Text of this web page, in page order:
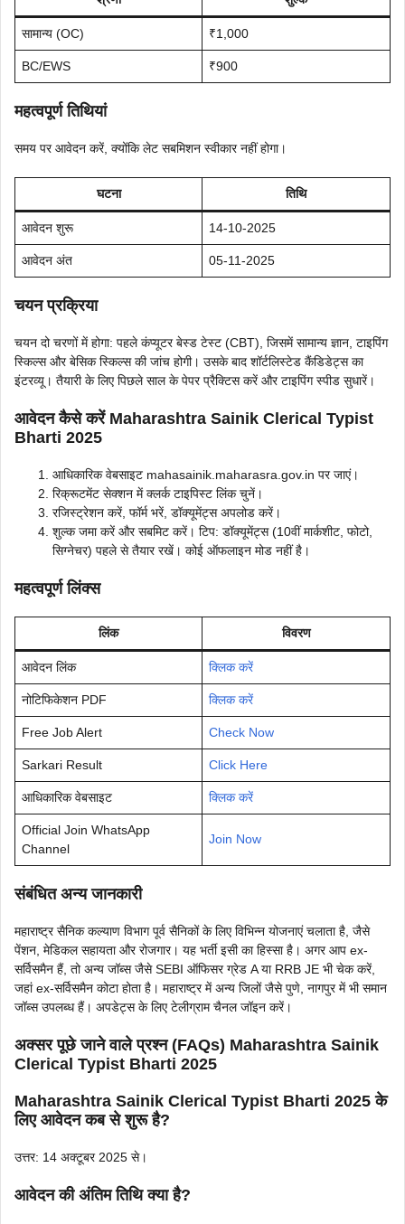
सामान्य (OC) ₹1,000
BC/EWS ₹900
महत्वपूर्ण तिथियां
समय पर आवेदन करें, क्योंकि लेट सबमिशन स्वीकार नहीं होगा।
घटना तिथि
आवेदन शुरू 14-10-2025
आवेदन अंत 05-11-2025
चयन प्रक्रिया
चयन दो चरणों में होगा: पहले कंप्यूटर बेस्ड टेस्ट (CBT), जिसमें सामान्य ज्ञान, टाइपिंग
स्किल्स और बेसिक स्किल्स की जांच होगी। उसके बाद शॉर्टलिस्टेड कैंडिडेट्स का
इंटरव्यू। तैयारी के लिए पिछले साल के पेपर प्रैक्टिस करें और टाइपिंग स्पीड सुधारें।
आवेदन कैसे करें Maharashtra Sainik Clerical Typist
Bharti 2025
आधिकारिक वेबसाइट mahasainik.maharasra.gov.in पर जाएं।
रिक्रूटमेंट सेक्शन में क्लर्क टाइपिस्ट लिंक चुनें।
रजिस्ट्रेशन करें, फॉर्म भरें, डॉक्यूमेंट्स अपलोड करें।
शुल्क जमा करें और सबमिट करें। टिप: डॉक्यूमेंट्स (10वीं मार्कशीट, फोटो,
सिग्नेचर) पहले से तैयार रखें। कोई ऑफलाइन मोड नहीं है।
महत्वपूर्ण लिंक्स
लिंक विवरण
आवेदन लिंक क्लिक करें
नोटिफिकेशन PDF क्लिक करें
Free Job Alert Check Now
Sarkari Result Click Here
आधिकारिक वेबसाइट क्लिक करें
Official Join WhatsApp
Channel
Join Now
संबंधित अन्य जानकारी
महाराष्ट्र सैनिक कल्याण विभाग पूर्व सैनिकों के लिए विभिन्न योजनाएं चलाता है, जैसे
पेंशन, मेडिकल सहायता और रोजगार। यह भर्ती इसी का हिस्सा है। अगर आप ex-
सर्विसमैन हैं, तो अन्य जॉब्स जैसे SEBI ऑफिसर ग्रेड A या RRB JE भी चेक करें,
जहां ex-सर्विसमैन कोटा होता है। महाराष्ट्र में अन्य जिलों जैसे पुणे, नागपुर में भी समान
जॉब्स उपलब्ध हैं। अपडेट्स के लिए टेलीग्राम चैनल जॉइन करें।
अक्सर पूछे जाने वाले प्रश्न (FAQs) Maharashtra Sainik
Clerical Typist Bharti 2025
Maharashtra Sainik Clerical Typist Bharti 2025 के
लिए आवेदन कब से शुरू है?
उत्तर: 14 अक्टूबर 2025 से।
आवेदन की अंतिम तिथि क्या है?